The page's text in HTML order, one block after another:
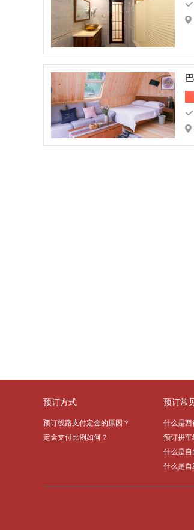
预订方式
预订线路支付定金的原因？
定金支付比例如何？
预订常
什么是西
预订拼车
什么是自
什么是自